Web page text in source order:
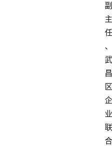
副
主
任
、
武
昌
区
企
业
联
合